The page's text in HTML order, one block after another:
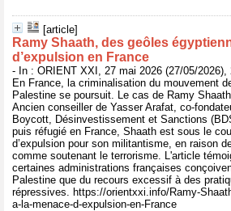
[article]
Ramy Shaath, des geôles
d’expulsion en France
- In : ORIENT XXI, 27 mai 2026 (27/05/2026),
En France, la criminalisation du mouvement
Palestine se poursuit. Le cas de Ramy
Ancien conseiller de Yasser Arafat, co-
Boycott, Désinvestissement et Sanctions
puis réfugié en France, Shaath est sous le
d’expulsion pour son militantisme, en raison
comme soutenant le terrorisme. L'article
certaines administrations françaises
Palestine que du recours excessif à des
répressives. https://orientxxi.info/Ramy-
a-la-menace-d-expulsion-en-France